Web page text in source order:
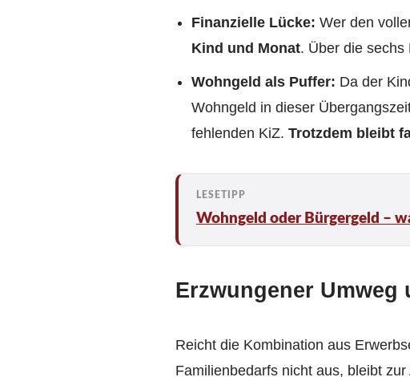
Finanzielle Lücke: Wer den
Kind und Monat. Über die sechs
Wohngeld als Puffer: Da der
Wohngeld in dieser
fehlenden KiZ. Trotzdem bleibt
Wohngeld oder Bürgergeld –
Erzwungener
Reicht die Kombination aus
Familienbedarfs nicht aus, bleibt